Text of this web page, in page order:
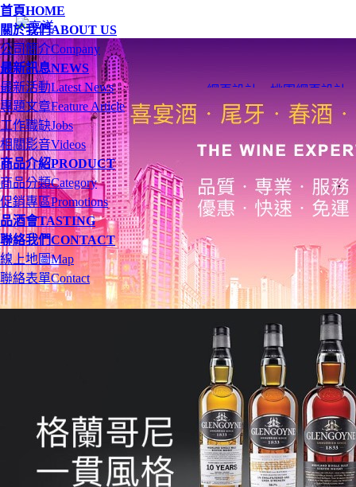
首頁HOME
關於我們ABOUT US
公司簡介Company
最新訊息NEWS
最新活動Latest News
專題文章Feature Article
工作職缺Jobs
相關影音Videos
商品介紹PRODUCT
商品分類Category
促銷專區Promotions
品酒會TASTING
聯絡我們CONTACT
線上地圖Map
聯絡表單Contact
網頁設計 桃園網頁設計